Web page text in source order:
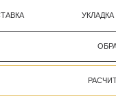
УКЛАДКА И УХОД